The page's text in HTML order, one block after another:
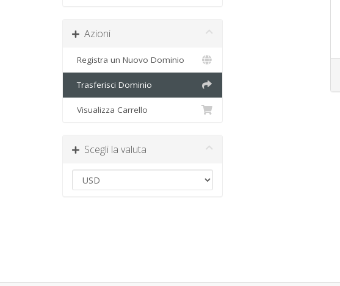
Azioni
Registra un Nuovo Dominio
Trasferisci Dominio
Visualizza Carrello
Scegli la valuta